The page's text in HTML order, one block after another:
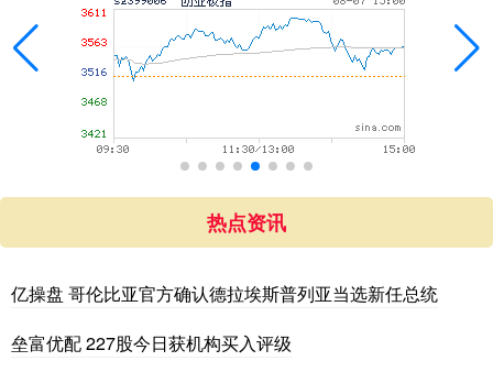
热点资讯
亿操盘 哥伦比亚官方确认德拉埃斯普列亚当选新任总统
垒富优配 227股今日获机构买入评级